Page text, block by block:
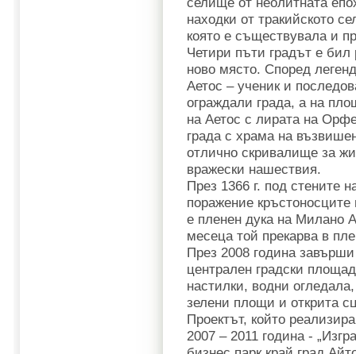
находки от тракийското
която е съществувала
Четири пъти градът е
ново място. Според
Аетос – ученик и
ограждали града, а на
на Аетос с лирата на
града с храма на
отлично скривалище за
вражески нашествия.
През 1366 г. под стените
поражение
е пленен дука на Милано
месеца той прекарва в
През 2008 година
централен градски
настилки, водни
зелени площи и открита
Проектът, който
2007 – 2011 година -